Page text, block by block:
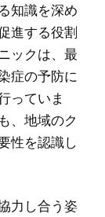
知識を深め
進する役割
ックは、最
症の予防に
っていま
、地域のク
性を認識し
力し合う姿